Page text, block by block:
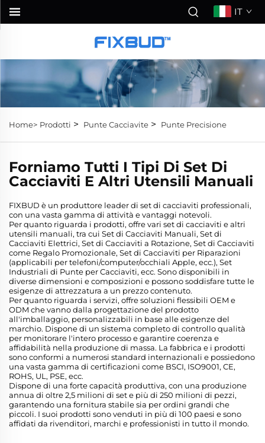
IT
Home> Prodotti > Punte Cacciavite > Punte Precisione
Forniamo Tutti I Tipi Di Set Di
Cacciaviti E Altri Utensili Manuali
FIXBUD è un produttore leader di set di cacciaviti professionali,
con una vasta gamma di attività e vantaggi notevoli.
Per quanto riguarda i prodotti, offre vari set di cacciaviti e altri
utensili manuali, tra cui Set di Cacciaviti Manuali, Set di
Cacciaviti Elettrici, Set di Cacciaviti a Rotazione, Set di Cacciaviti
come Regalo Promozionale, Set di Cacciaviti per Riparazioni
(applicabili per telefoni/computer/occhiali Apple, ecc.), Set
Industriali di Punte per Cacciaviti, ecc. Sono disponibili in
diverse dimensioni e composizioni e possono soddisfare tutte le
esigenze di attrezzatura a un prezzo contenuto.
Per quanto riguarda i servizi, offre soluzioni flessibili OEM e
ODM che vanno dalla progettazione del prodotto
all'imballaggio, personalizzabili in base alle esigenze del
marchio. Dispone di un sistema completo di controllo qualità
per monitorare l'intero processo e garantire coerenza e
affidabilità nella produzione di massa. La fabbrica e i prodotti
sono conformi a numerosi standard internazionali e possiedono
una vasta gamma di certificazioni come BSCI, ISO9001, CE,
ROHS, UL, PSE, ecc.
Dispone di una forte capacità produttiva, con una produzione
annua di oltre 2,5 milioni di set e più di 250 milioni di pezzi,
garantendo una fornitura stabile sia per ordini grandi che
piccoli. I suoi prodotti sono venduti in più di 100 paesi e sono
affidati da rivenditori, marchi e professionisti in tutto il mondo.